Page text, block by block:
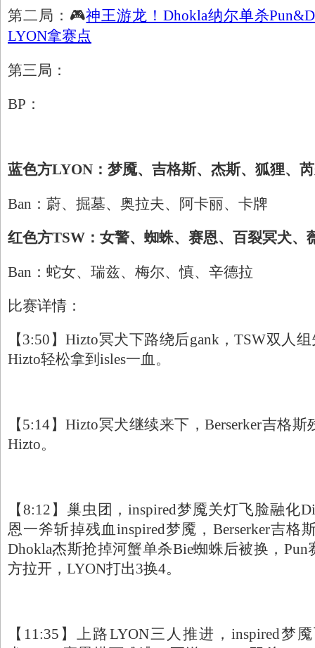
第二局：🎮神王游龙！Dhokla纳尔单杀
LYON拿赛点
第三局：
BP：
蓝色方LYON：梦魇、吉格斯、杰斯、狐狸、
Ban：蔚、掘墓、奥拉夫、阿卡丽、卡牌
红色方TSW：女警、蜘蛛、赛恩、百裂冥犬、
Ban：蛇女、瑞兹、梅尔、慎、辛德拉
比赛详情：
【3:50】Hizto冥犬下路绕后gank，TSW双人
Hizto轻松拿到isles一血。
【5:14】Hizto冥犬继续来下，Berserker吉格
Hizto。
【8:12】巢虫团，inspired梦魇关灯飞脸融化
恩一斧斩掉残血inspired梦魇，Berserker吉格
Dhokla杰斯抢掉河蟹单杀Bie蜘蛛后被换，
方拉开，LYON打出3换4。
【11:35】上路LYON三人推进，inspired梦